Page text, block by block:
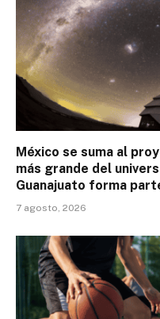
México se suma al
más grande del
Guanajuato forma
7 agosto, 2026